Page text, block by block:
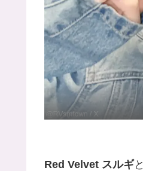
Red Velvet スルギと